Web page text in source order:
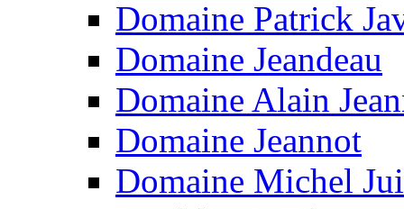
Domaine Patrick
Domaine Jeandeau
Domaine Alain
Domaine Jeannot
Domaine Michel